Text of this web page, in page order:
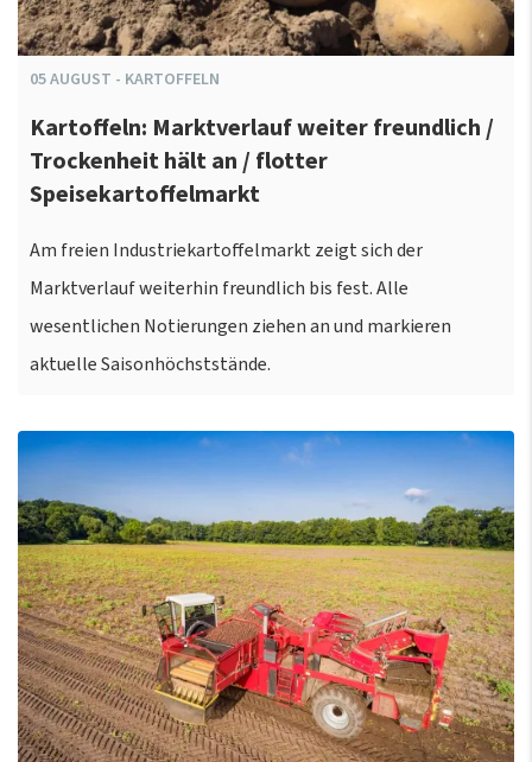
05AUGUST - KARTOFFELN
Kartoffeln: Marktverlauf weiter freundlich /
Trockenheit hält an / flotter
Speisekartoffelmarkt
Am freien Industriekartoffelmarkt zeigt sich der
Marktverlauf weiterhin freundlich bis fest. Alle
wesentlichen Notierungen ziehen an und markieren
aktuelle Saisonhöchststände.